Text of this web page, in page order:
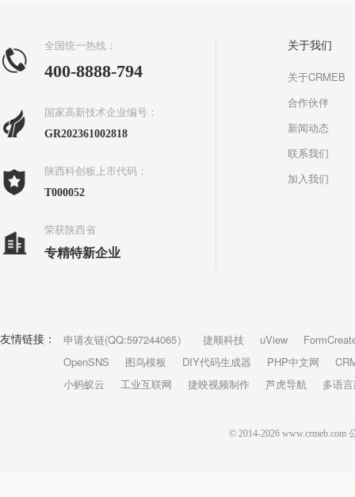
全国统一热线：
400-8888-794
国家高新技术企业编号：
GR202361002818
陕西科创板上市代码：
T000052
荣获陕西省
专精特新企业
关于我们
关于CRMEB
合作伙伴
新闻动态
联系我们
加入我们
友情链接： 申请友链(QQ:597244065） 捷顺科技 uView
OpenSNS
图鸟模板 DIY代码生成器 PHP中文网
小蚂蚁云
工业互联网 捷映视频制作 芦虎导航 多语
© 2014-2026